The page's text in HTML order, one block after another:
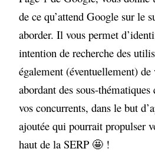
de ce qu’attend Google sur le
aborder. Il vous permet
intention de recherche des
également (éventuellement)
abordant des sous-thématiques
vos concurrents, dans le but
ajoutée qui pourrait propulser
haut de la SERP 🤩 !